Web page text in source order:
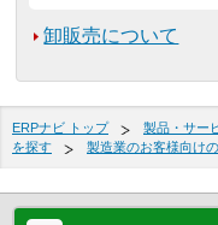
卸販売について
ERPナビ トップ 製品・サー
を探す
製造業のお客様向け